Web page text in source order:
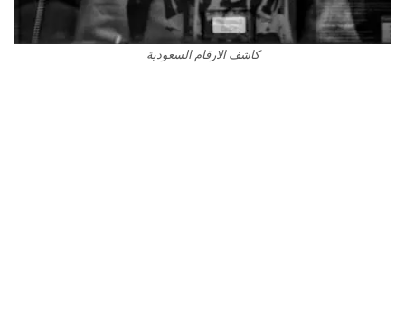
كاشف الارقام السعودية